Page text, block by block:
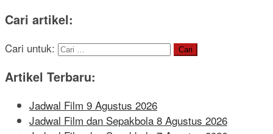
Cari artikel:
Cari untuk:
Artikel Terbaru:
Jadwal Film 9 Agustus 2026
Jadwal Film dan Sepakbola 8 Agustus 2026